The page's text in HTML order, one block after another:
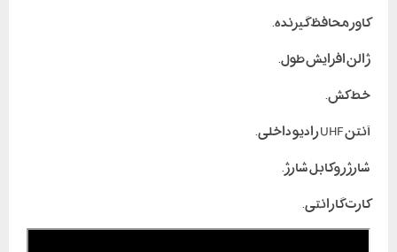
کاور محافظ گیرنده.
ژالن افزایش طول.
خط کش.
آنتن UHF رادیو داخلی.
شارژر و کابل شارژ.
کارت گارانتی.